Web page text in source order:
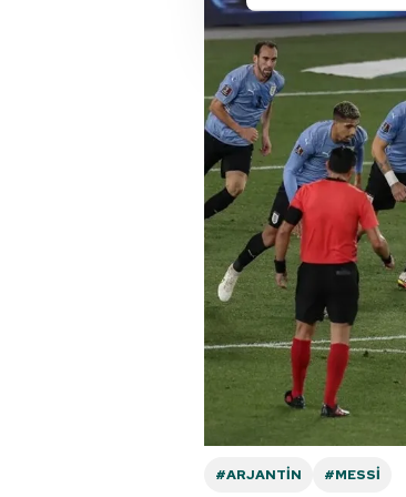
Sizlere daha iyi bir
çerezler
amacıyla
reklam/pazarlama
Çerezlere ilişkin
butonuna
6698 sayılı
mevzuata uygun
#ARJANTIN #MESSI